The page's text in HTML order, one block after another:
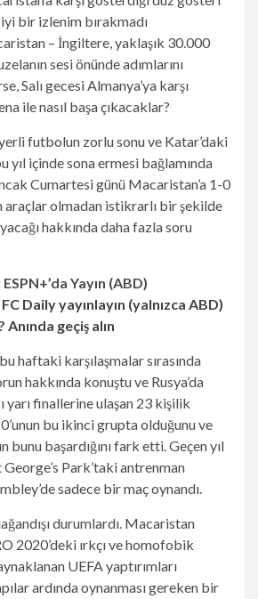
– İngiltere, yaklaşık 30.000
sesi önünde adımlarını
Salı gecesi Almanya’ya karşı
ile nasıl başa çıkacaklar?
futbolun zorlu sonu ve Katar’daki
yıl içinde sona ermesi bağlamında
Cumartesi günü Macaristan’a 1-0
araçlar olmadan istikrarlı bir şekilde
hakkında daha fazla soru
Yayın (ABD)
FC Daily yayınlayın (yalnızca ABD)
Anında geçiş alın
haftaki karşılaşmalar sırasında
hakkında konuştu ve Rusya’da
yarı finallerine ulaşan 23 kişilik
bu ikinci grupta olduğunu ve
bunu başardığını fark etti. Geçen yıl
Park’taki antrenman
sadece bir maç oynandı.
durumlardı. Macaristan
2020’deki ırkçı ve homofobik
UEFA yaptırımları
ardında oynanması gereken bir